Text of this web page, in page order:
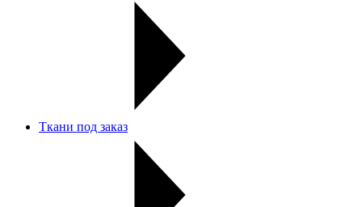
Ткани под заказ